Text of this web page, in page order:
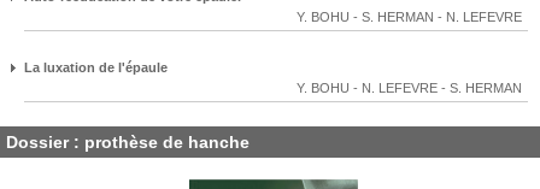
Y. BOHU - S. HERMAN - N. LEFEVRE
La luxation de l'épaule
Y. BOHU - N. LEFEVRE - S. HERMAN
Dossier : prothèse de hanche